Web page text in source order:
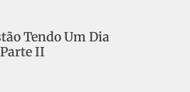
Tendo Um Dia
II